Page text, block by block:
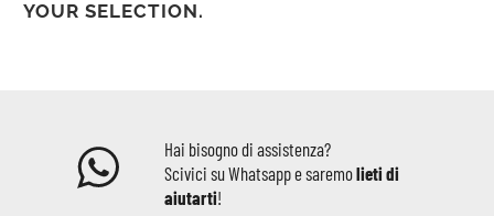
YOUR SELECTION.
Hai bisogno di assistenza?
Scivici su Whatsapp e saremolieti di
aiutarti!